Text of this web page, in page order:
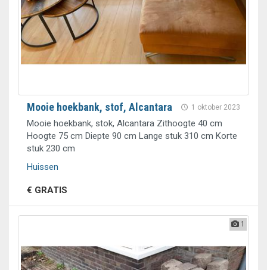
1 oktober 2023
Mooie hoekbank, stof, Alcantara
Mooie hoekbank, stok, Alcantara Zithoogte 40 cm
Hoogte 75 cm Diepte 90 cm Lange stuk 310 cm Korte
stuk 230 cm
Huissen
€ GRATIS
1